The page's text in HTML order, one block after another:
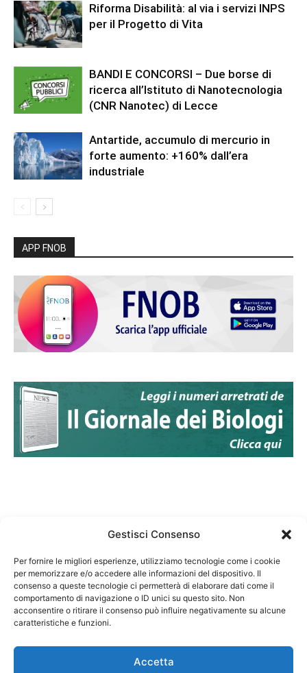
Gestisci Consenso
Per fornire le migliori esperienze, utilizziamo tecnologie come i cookie
per memorizzare e/o accedere alle informazioni del dispositivo. Il
consenso a queste tecnologie ci permetterà di elaborare dati come il
comportamento di navigazione o ID unici su questo sito. Non
acconsentire o ritirare il consenso può influire negativamente su alcune
caratteristiche e funzioni.
Accetta
Riforma Disabilità: al via i servizi INPS
per il Progetto di Vita
BANDI E CONCORSI – Due borse di
ricerca all’Istituto di Nanotecnologia
(CNR Nanotec) di Lecce
Antartide, accumulo di mercurio in
forte aumento: +160% dall’era
industriale
APP FNOB
Federazione Nazionale Degli Ordini dei Biologi:
codice fiscale 80069130583
Responsabile sito internet www.fnob.it: